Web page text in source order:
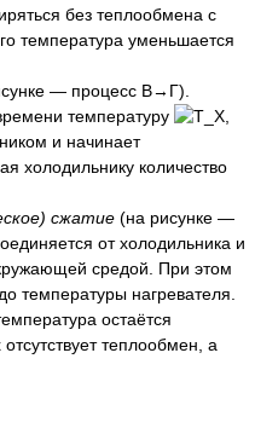
без теплообмена с
температура уменьшается
— процесс В→Г).
температуру
и начинает
холодильнику количество
сжатие (на рисунке —
от холодильника и
средой. При этом
температуры нагревателя.
остаётся
теплообмен, а